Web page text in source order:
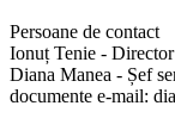
Persoane de contact
Ionuț Tenie - Director
Diana Manea - Șef
documente e-mail: